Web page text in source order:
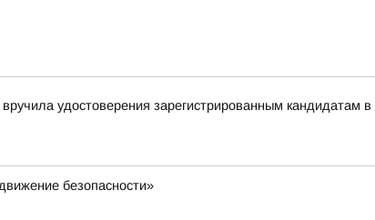
удостоверения зарегистрированным кандидатам
безопасности»